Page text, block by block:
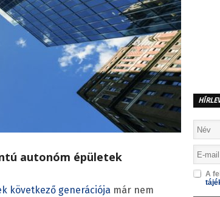
autonóm épületek
következő generációja már nem
A